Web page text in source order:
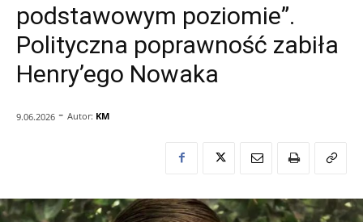
podstawowym poziomie”.
Polityczna poprawność zabiła
Henry’ego Nowaka
9.06.2026 - Autor: KM